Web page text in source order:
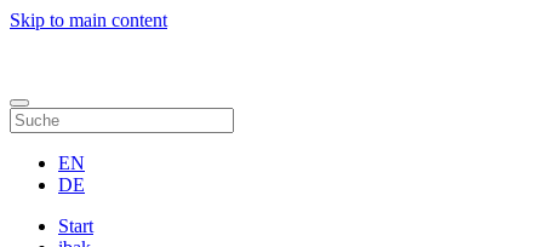
Skip to main content
EN
DE
Start